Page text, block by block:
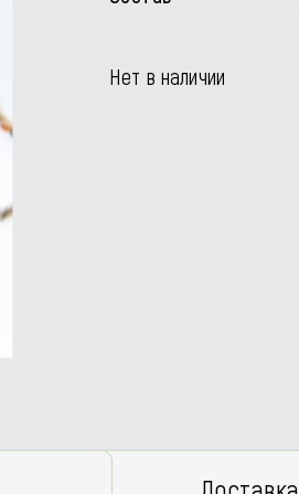
Нет в наличии